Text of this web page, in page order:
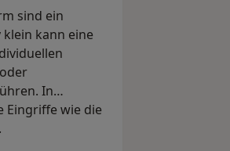
sind ein
kann eine
In
Eingriffe wie die